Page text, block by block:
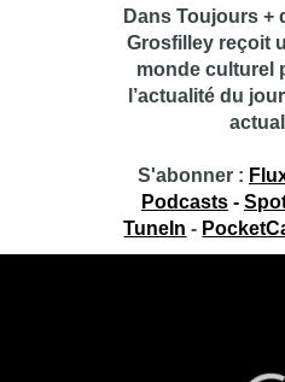
Dans Toujours +
Grosfilley reçoit
monde culturel
l’actualité du
S'abonner :
Podcasts -
TuneIn -